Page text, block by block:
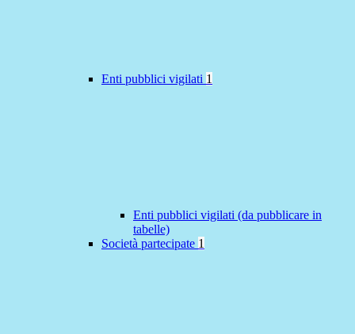
Enti pubblici vigilati 1
Enti pubblici vigilati (da pubblicare in
tabelle)
Società partecipate 1